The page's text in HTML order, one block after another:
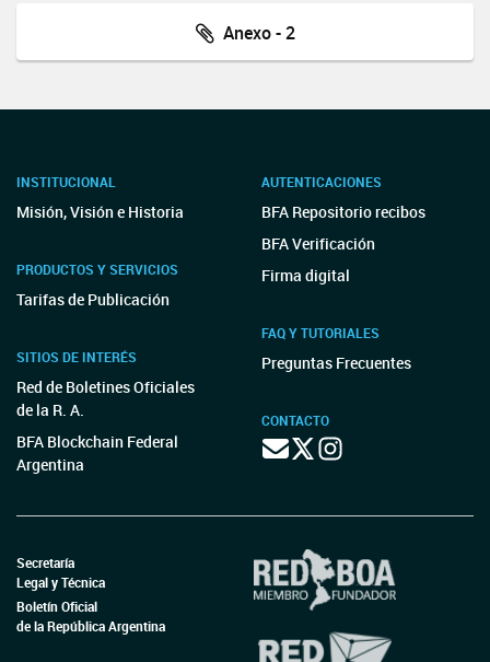
Anexo - 2
INSTITUCIONAL
Misión, Visión e Historia
PRODUCTOS Y SERVICIOS
Tarifas de Publicación
SITIOS DE INTERÉS
Red de Boletines Oficiales
de la R. A.
BFA Blockchain Federal
Argentina
AUTENTICACIONES
BFA Repositorio recibos
BFA Verificación
Firma digital
FAQ Y TUTORIALES
Preguntas Frecuentes
CONTACTO
Secretaría
Legal y Técnica
Boletín Oficial
de la República Argentina